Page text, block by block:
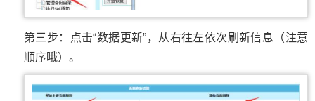
第三步：点击“数据更新”，从右往左依次刷新信息（注意
顺序哦）。